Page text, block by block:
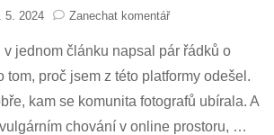
5. 2024 Zanechat komentářna
podstatě
srovnávání
v jednom článku napsal pár řádků o
tom, proč jsem z této platformy odešel.
kam se komunita fotografů ubírala. A
chování v online prostoru, …